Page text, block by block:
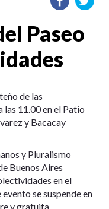
Paseo
de las
11.00 en el Patio
y Bacacay
y Pluralismo
Buenos Aires
en el
se suspende en
y gratuita.